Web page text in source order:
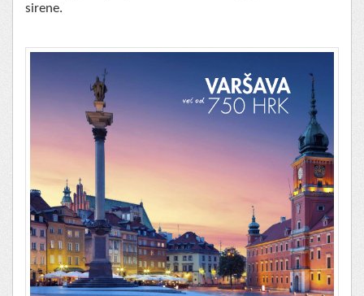
sirene.